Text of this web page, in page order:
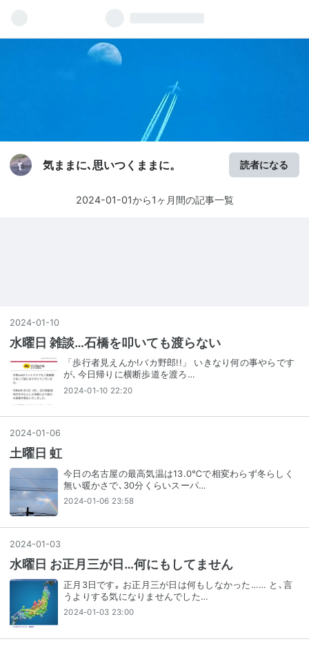
気ままに､思いつくままに。 読者になる
2024-01-01から1ヶ月間の記事一覧
2024-01-10
水曜日 雑談…石橋を叩いても渡らない
「歩行者見えんか!バカ野郎!!」 いきなり何の事やらです
が､今日帰りに横断歩道を渡ろ…
2024-01-10 22:20
2024-01 -06
土曜日 虹
今日の名古屋の最高気温は13.0℃で相変わらず冬らしく
無い暖かさで､30分くらいスーパ…
2024-01-06 23:58
2024-01 -03
水曜日 お正月三が日…何にもしてません
正月3日です｡ お正月三が日は何もしなかった…… と､言
うよりする気になりませんでした…
2024-01-03 23:00